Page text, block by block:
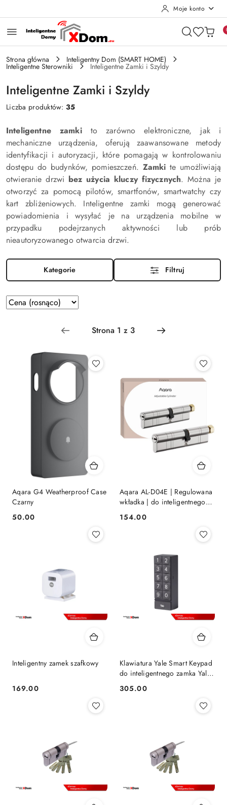
Moje konto
Strona główna Inteligentny Dom (SMART HOME)
Inteligentne Sterowniki Inteligentne Zamki i Szyldy
Inteligentne Zamki i Szyldy
Liczba produktów:35
Inteligentne zamkito zarówno elektroniczne, jak i
mechaniczne urządzenia, oferują zaawansowane metody
identyfikacji i autoryzacji, które pomagają w kontrolowaniu
dostępu do budynków, pomieszczeń. Zamki te umożliwiają
otwieranie drzwi bez użycia kluczy fizycznych. Można je
otworzyć za pomocą pilotów, smartfonów, smartwatchy czy
kart zbliżeniowych. Inteligentne zamki mogą generować
powiadomienia i wysyłać je na urządzenia mobilne w
przypadku podejrzanych aktywności lub prób
nieautoryzowanego otwarcia drzwi.
Kategorie Filtruj
Zastosowano
sortowanie:
Sortuj
według
Aqara G4 Weatherproof Case
Czarny
Cena:
50.00
Aqara AL-D04E | Regulowana
wkładka | do inteligentnego
zamka U200
Cena:
154.00
Inteligentny zamek szafkowy
Cena:
169.00
Klawiatura Yale Smart Keypad
do inteligentnego zamka Yale
Cena:
305.00